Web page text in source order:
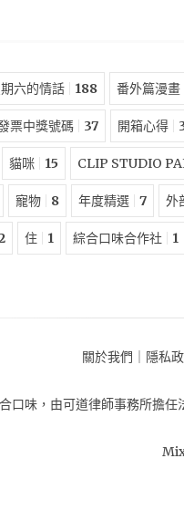
六的情話 188 番外篇漫畫
票中獎號碼 37 開箱心得
貓咪 15 CLIP STUDIO
寵物 8 年度精選 7 外
住 1 綜合口味合作社 1
關於我們 隱私
口味 ，由可道律師事務所擔任